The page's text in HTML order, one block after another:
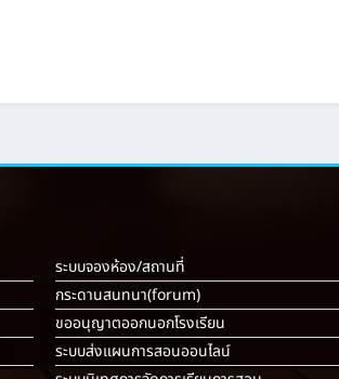
ระบบจองห้อง/สถานที่
กระดานสนทนา(forum)
ขออนุญาตออกนอกโรงเรียน
ระบบส่งแผนการสอนออนไลน์